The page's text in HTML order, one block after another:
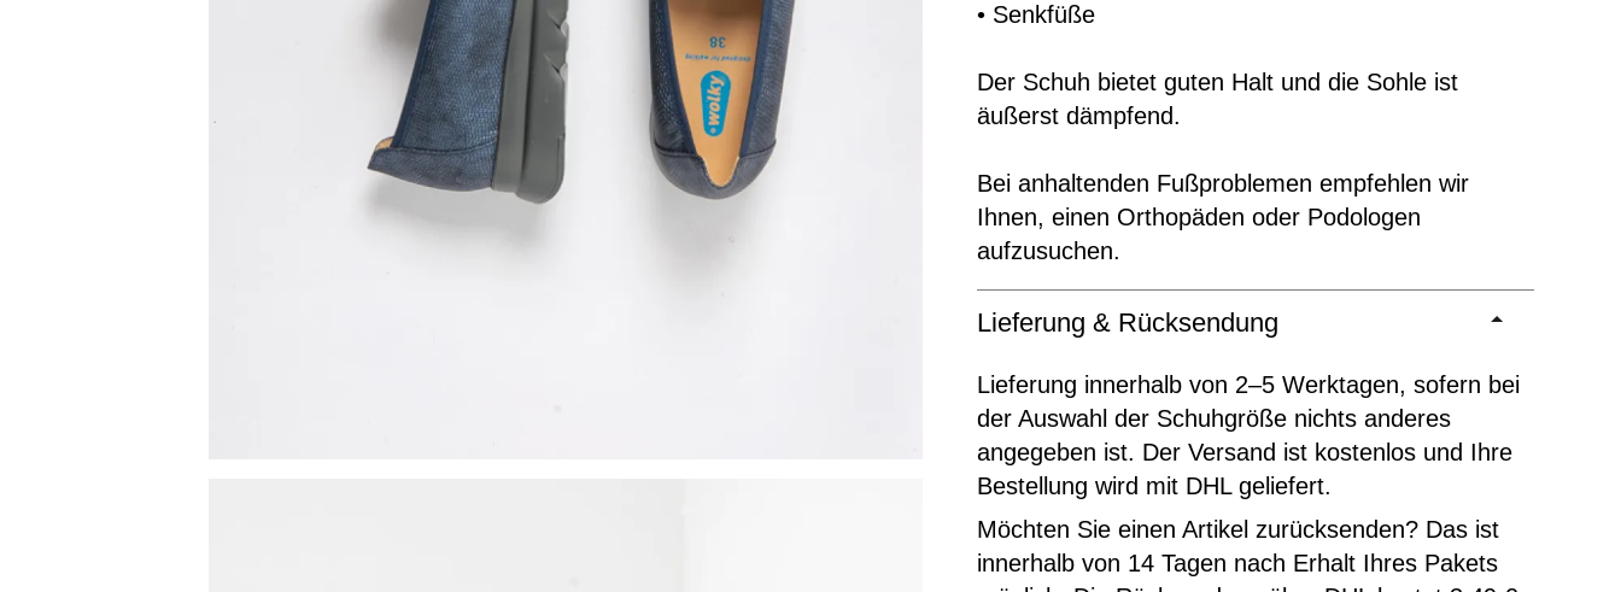
• Senkfüße
Der Schuh bietet guten Halt und die Sohle ist
äußerst dämpfend.
Bei anhaltenden Fußproblemen empfehlen wir
Ihnen, einen Orthopäden oder Podologen
aufzusuchen.
Lieferung & Rücksendung
Lieferung innerhalb von 2–5 Werktagen, sofern bei
der Auswahl der Schuhgröße nichts anderes
angegeben ist. Der Versand ist kostenlos und Ihre
Bestellung wird mit DHL geliefert.
Möchten Sie einen Artikel zurücksenden? Das ist
innerhalb von 14 Tagen nach Erhalt Ihres Pakets